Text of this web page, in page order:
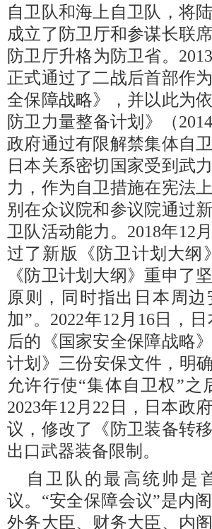
自卫队和海上自卫队，将
成立了防卫厅和参谋长联
防卫厅升格为防卫省。
正式通过了二战后首部作
全保障战略》，并以此为
防卫力量整备计划》（
政府通过有限解禁集体自
日本关系密切国家受到武
力，作为自卫措施在宪法
别在众议院和参议院通过
卫队活动能力。2018年12
过了新版《防卫计划大纲
《防卫计划大纲》重申了
原则，同时指出日本周
加”。2022年12月16日，
后的《国家安全保障战略
计划》三份安保文件，明
允许行使“集体自卫权”
2023年12月22日，日本政
议，修改了《防卫装备转
出口武器装备限制。
自卫队的最高统帅是
议。“安全保障会议”是内
外务大臣、财务大臣、内